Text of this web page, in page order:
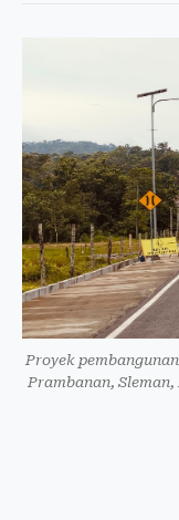
Proyek
Prambanan,